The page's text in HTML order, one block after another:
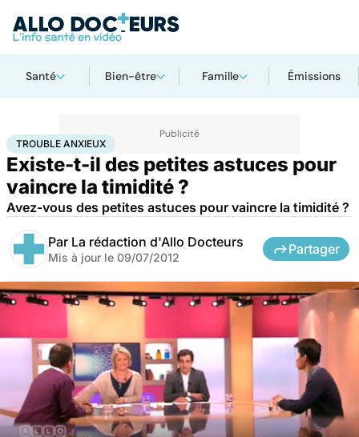
Santé Bien-être Famille Émissions
AccueilBien-êtrePsycho Trouble anxieux
TROUBLE ANXIEUX
Existe-t-il des petites astuces pour
vaincre la timidité ?
Avez-vous des petites astuces pour vaincre la timidité ?
Par La rédaction d'Allo Docteurs
Mis à jour le 09/07/2012
Partager